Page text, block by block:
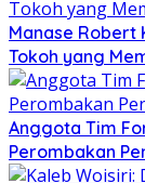
Manase Robert
Tokoh yang
Anggota Tim
Perombakan